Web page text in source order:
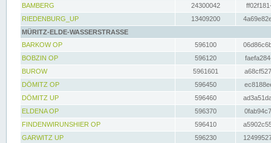
BAMBERG
24300042
RIEDENBURG_UP
13409200
MÜRITZ-ELDE-WASSERSTRASSE
BARKOW OP
596100
BOBZIN OP
596120
BUROW
5961601
DÖMITZ OP
596450
DÖMITZ UP
596460
ELDENA OP
596370
FINDENWIRUNSHIER OP
596410
GARWITZ UP
596230